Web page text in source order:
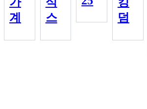
계
스
덤